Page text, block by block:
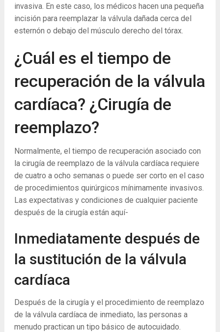
invasiva. En este caso, los médicos hacen una pequeña
incisión para reemplazar la válvula dañada cerca del
esternón o debajo del músculo derecho del tórax.
¿Cuál es el tiempo de
recuperación de la válvula
cardíaca? ¿Cirugía de
reemplazo?
Normalmente, el tiempo de recuperación asociado con
la cirugía de reemplazo de la válvula cardíaca requiere
de cuatro a ocho semanas o puede ser corto en el caso
de procedimientos quirúrgicos mínimamente invasivos.
Las expectativas y condiciones de cualquier paciente
después de la cirugía están aquí-
Inmediatamente después de
la sustitución de la válvula
cardíaca
Después de la cirugía y el procedimiento de reemplazo
de la válvula cardíaca de inmediato, las personas a
menudo practican un tipo básico de autocuidado.